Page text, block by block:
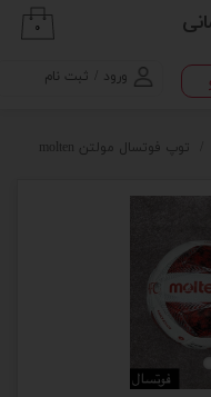
ورود ثبت نام
۰
توپ فوتسال مولتن molten